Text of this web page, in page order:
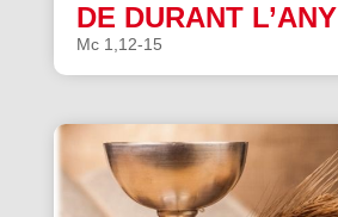
DE DURANT L’ANY
Mc 1,12-15